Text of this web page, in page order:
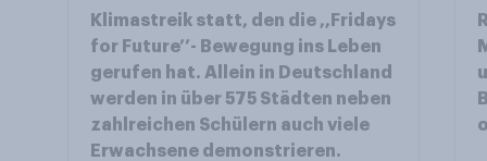
Klimastreik statt, den die ,,Fridays
for Future’’- Bewegung ins Leben
gerufen hat. Allein in Deutschland
werden in über 575 Städten neben
zahlreichen Schülern auch viele
Erwachsene demonstrieren.